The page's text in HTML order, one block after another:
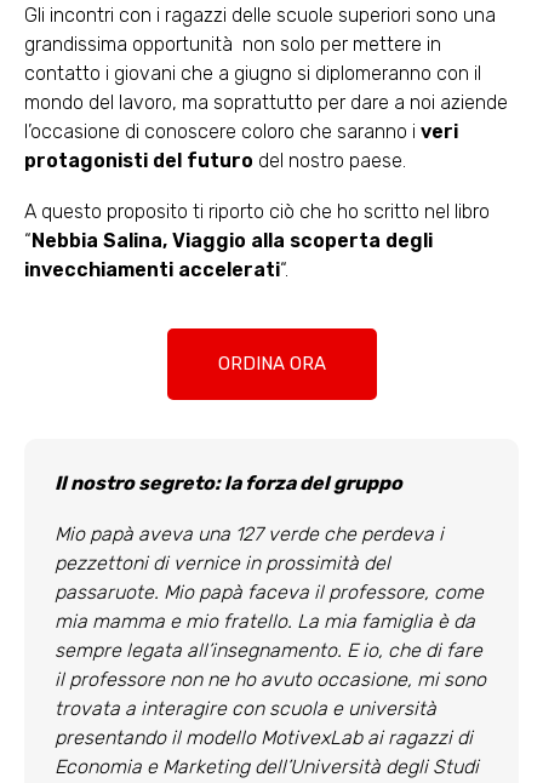
Gli incontri con i ragazzi delle scuole superiori sono una
grandissima opportunità non solo per mettere in
contatto i giovani che a giugno si diplomeranno con il
mondo del lavoro, ma soprattutto per dare a noi aziende
l’occasione di conoscere coloro che saranno i veri
protagonisti del futuro del nostro paese.
A questo proposito ti riporto ciò che ho scritto nel libro
“Nebbia Salina, Viaggio alla scoperta degli
invecchiamenti accelerati“.
ORDINA ORA
Il nostro segreto: la forza del gruppo
Mio papà aveva una 127 verde che perdeva i
pezzettoni di vernice in prossimità del
passaruote. Mio papà faceva il professore, come
mia mamma e mio fratello. La mia famiglia è da
sempre legata all’insegnamento. E io, che di fare
il professore non ne ho avuto occasione, mi sono
trovata a interagire con scuola e università
presentando il modello MotivexLab ai ragazzi di
Economia e Marketing dell’Università degli Studi